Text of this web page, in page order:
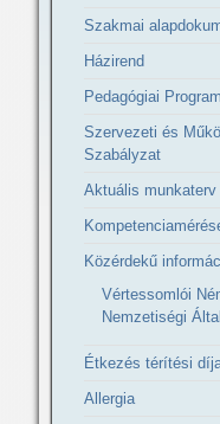
Szakmai
Házirend
Pedagógiai Program
Szervezeti és
Szabályzat
Aktuális munkaterv
Közérdekű
Vértessomlói
Nemzetiségi
Étkezés térítési
Allergia